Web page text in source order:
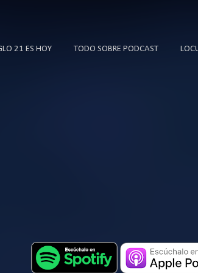
21 ES HOY TODO SOBRE PODCAST